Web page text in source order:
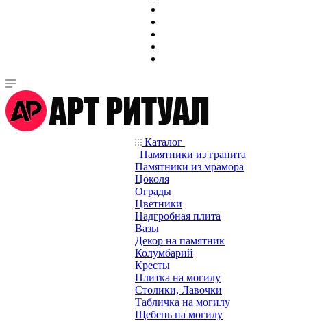
Каталог
Памятники из гранита
Памятники из мрамора
Цоколя
Ограды
Цветники
Надгробная плита
Вазы
Декор на памятник
Колумбарий
Кресты
Плитка на могилу
Столики, Лавочки
Табличка на могилу
Щебень на могилу